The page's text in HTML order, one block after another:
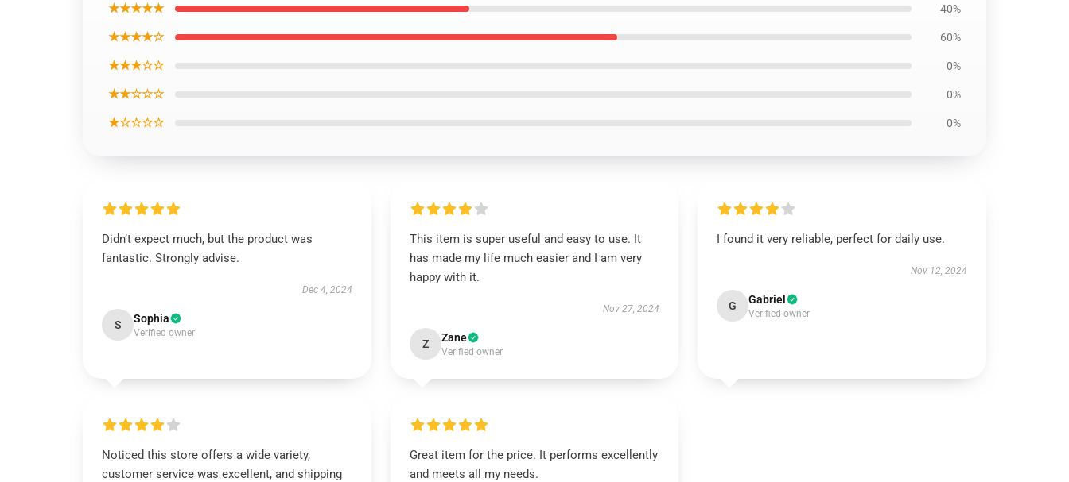
★★★★★ 40%
★★★★☆ 60%
★★★☆☆ 0%
★★☆☆☆ 0%
★☆☆☆☆ 0%
Didn’t expect much, but the product was
fantastic. Strongly advise.
Dec 4, 2024
S Sophia
Verified owner
This item is super useful and easy to use. It
has made my life much easier and I am very
happy with it.
Nov 27, 2024
Z Zane
Verified owner
I found it very reliable, perfect for daily use.
Nov 12, 2024
G Gabriel
Verified owner
Noticed this store offers a wide variety,
customer service was excellent, and shipping
Great item for the price. It performs excellently
and meets all my needs.